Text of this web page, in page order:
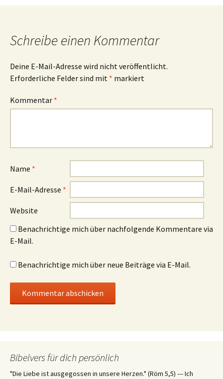
Schreibe einen Kommentar
Deine E-Mail-Adresse wird nicht veröffentlicht.
Erforderliche Felder sind mit * markiert
Kommentar *
Name *
E-Mail-Adresse *
Website
Benachrichtige mich über nachfolgende Kommentare via
E-Mail.
Benachrichtige mich über neue Beiträge via E-Mail.
Bibelvers für dich persönlich
"Die Liebe ist ausgegossen in unsere Herzen." (Röm 5,5) --- Ich